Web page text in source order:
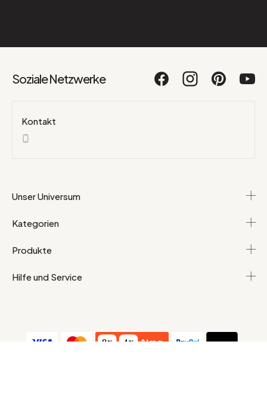
Soziale Netzwerke
Kontakt
Unser Universum
Kategorien
Produkte
Hilfe und Service